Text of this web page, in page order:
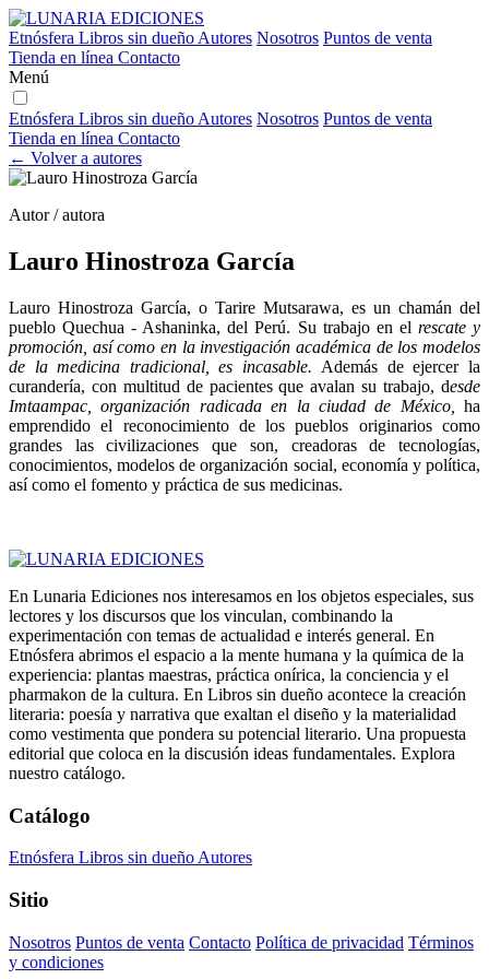
Etnósfera Libros sin dueño Autores Nosotros Puntos de venta
Tienda en línea Contacto
Menú
Etnósfera Libros sin dueño Autores Nosotros Puntos de venta
Tienda en línea Contacto
← Volver a autores
Autor / autora
Lauro Hinostroza García
Lauro Hinostroza García, o Tarire Mutsarawa, es un chamán del
pueblo Quechua - Ashaninka, del Perú. Su trabajo en el rescate y
promoción, así como en la investigación académica de los modelos
de la medicina tradicional, es incasable. Además de ejercer la
curandería, con multitud de pacientes que avalan su trabajo, desde
Imtaampac, organización radicada en la ciudad de México, ha
emprendido el reconocimiento de los pueblos originarios como
grandes las civilizaciones que son, creadoras de tecnologías,
conocimientos, modelos de organización social, economía y política,
así como el fomento y práctica de sus medicinas.
En Lunaria Ediciones nos interesamos en los objetos especiales, sus
lectores y los discursos que los vinculan, combinando la
experimentación con temas de actualidad e interés general. En
Etnósfera abrimos el espacio a la mente humana y la química de la
experiencia: plantas maestras, práctica onírica, la conciencia y el
pharmakon de la cultura. En Libros sin dueño acontece la creación
literaria: poesía y narrativa que exaltan el diseño y la materialidad
como vestimenta que pondera su potencial literario. Una propuesta
editorial que coloca en la discusión ideas fundamentales. Explora
nuestro catálogo.
Catálogo
Etnósfera Libros sin dueño Autores
Sitio
Nosotros Puntos de venta Contacto Política de privacidad Términos
y condiciones